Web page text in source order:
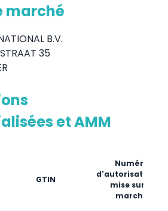
marché
B.V.
35
et AMM
GTIN
Numéro
d'autorisation de
mise sur le
marché